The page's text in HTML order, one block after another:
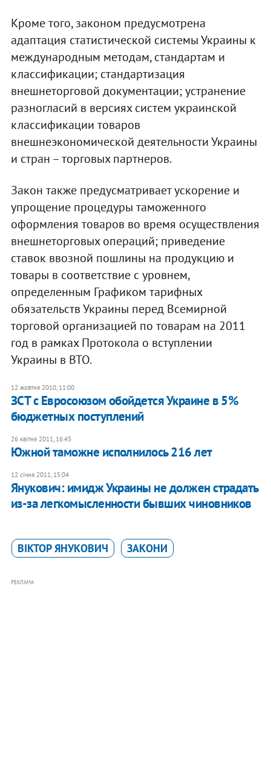
Кроме того, законом предусмотрена
адаптация статистической системы Украины к
международным методам, стандартам и
классификации; стандартизация
внешнеторговой документации; устранение
разногласий в версиях систем украинской
классификации товаров
внешнеэкономической деятельности Украины
и стран – торговых партнеров.
Закон также предусматривает ускорение и
упрощение процедуры таможенного
оформления товаров во время осуществления
внешнеторговых операций; приведение
ставок ввозной пошлины на продукцию и
товары в соответствие с уровнем,
определенным Графиком тарифных
обязательств Украины перед Всемирной
торговой организацией по товарам на 2011
год в рамках Протокола о вступлении
Украины в ВТО.​
12 жовтня 2010, 11:00
ЗСТ с Евросоюзом обойдется Украине в 5%
бюджетных поступлений
26 квітня 2011, 16:45
Южной таможне исполнилось 216 лет
12 січня 2011, 15:04
Янукович: имидж Украины не должен страдать
из-за легкомысленности бывших чиновников
ВІКТОР ЯНУКОВИЧ ЗАКОНИ
РЕКЛАМА